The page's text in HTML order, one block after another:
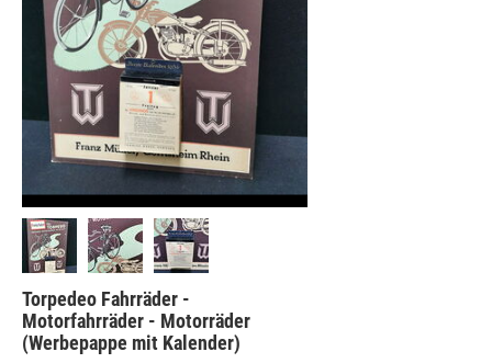
Torpedeo Fahrräder -
Motorfahrräder - Motorräder
(Werbepappe mit Kalender)